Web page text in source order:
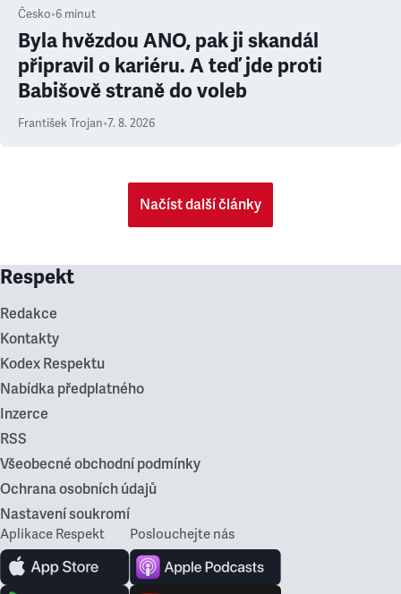
Česko•6 minut
Byla hvězdou ANO, pak ji skandál
připravil o kariéru. A teď jde proti
Babišově straně do voleb
František Trojan•7. 8. 2026
Načíst další články
Respekt
Redakce
Kontakty
Kodex Respektu
Nabídka předplatného
Inzerce
RSS
Všeobecné obchodní podmínky
Ochrana osobních údajů
Nastavení soukromí
Aplikace Respekt Poslouchejte nás